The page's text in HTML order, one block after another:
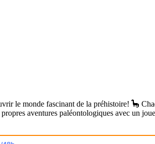
le monde fascinant de la préhistoire! 🦕
aventures paléontologiques avec un